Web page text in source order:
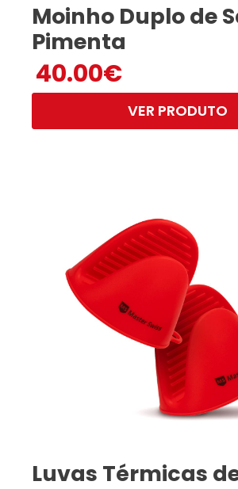
Moinho Duplo de
Pimenta
40.00€
VER PRODUTO
Luvas Térmicas